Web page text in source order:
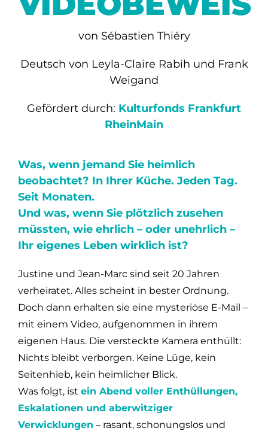
von Sébastien Thiéry
Deutsch von Leyla-Claire Rabih und Frank
Weigand
Gefördert durch: Kulturfonds Frankfurt
RheinMain
Was, wenn jemand Sie heimlich
beobachtet? In Ihrer Küche. Jeden Tag.
Seit Monaten.
Und was, wenn Sie plötzlich zusehen
müssten, wie ehrlich – oder unehrlich –
Ihr eigenes Leben wirklich ist?
Justine und Jean-Marc sind seit 20 Jahren
verheiratet. Alles scheint in bester Ordnung.
Doch dann erhalten sie eine mysteriöse E-Mail –
mit einem Video, aufgenommen in ihrem
eigenen Haus. Die versteckte Kamera enthüllt:
Nichts bleibt verborgen. Keine Lüge, kein
Seitenhieb, kein heimlicher Blick.
Was folgt, ist ein Abend voller Enthüllungen,
Eskalationen und aberwitziger
Verwicklungen – rasant, schonungslos und